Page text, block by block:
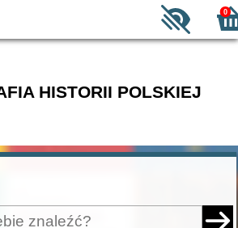
0
HISTORII POLSKIEJ